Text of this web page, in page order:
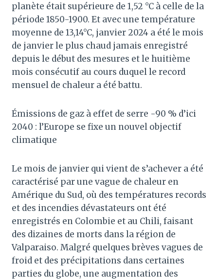
planète était supérieure de 1,52 °C à celle de la
période 1850-1900. Et avec une température
moyenne de 13,14°C, janvier 2024 a été le mois
de janvier le plus chaud jamais enregistré
depuis le début des mesures et le huitième
mois consécutif au cours duquel le record
mensuel de chaleur a été battu.
Émissions de gaz à effet de serre -90 % d’ici
2040 : l’Europe se fixe un nouvel objectif
climatique
Le mois de janvier qui vient de s’achever a été
caractérisé par une vague de chaleur en
Amérique du Sud, où des températures records
et des incendies dévastateurs ont été
enregistrés en Colombie et au Chili, faisant
des dizaines de morts dans la région de
Valparaiso. Malgré quelques brèves vagues de
froid et des précipitations dans certaines
parties du globe, une augmentation des